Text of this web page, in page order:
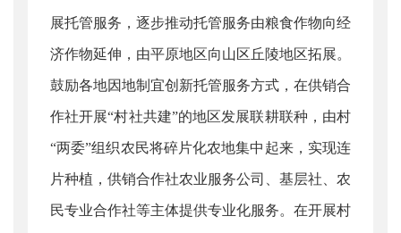
展托管服务，逐步推动托管服务由粮食作物向经
济作物延伸，由平原地区向山区丘陵地区拓展。
鼓励各地因地制宜创新托管服务方式，在供销合
作社开展“村社共建”的地区发展联耕联种，由村
“两委”组织农民将碎片化农地集中起来，实现连
片种植，供销合作社农业服务公司、基层社、农
民专业合作社等主体提供专业化服务。在开展村